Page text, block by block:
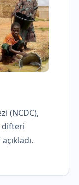
(NCDC),
difteri